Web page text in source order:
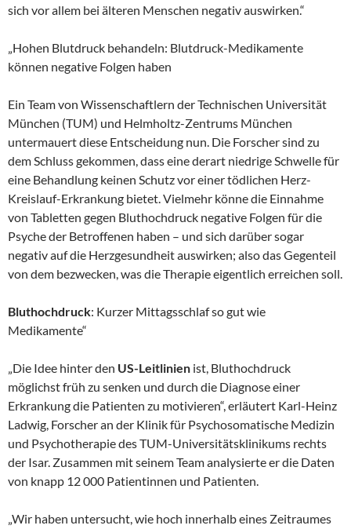
sich vor allem bei älteren Menschen negativ auswirken.“
„Hohen Blutdruck behandeln: Blutdruck-Medikamente
können negative Folgen haben
Ein Team von Wissenschaftlern der Technischen Universität
München (TUM) und Helmholtz-Zentrums München
untermauert diese Entscheidung nun. Die Forscher sind zu
dem Schluss gekommen, dass eine derart niedrige Schwelle für
eine Behandlung keinen Schutz vor einer tödlichen Herz-
Kreislauf-Erkrankung bietet. Vielmehr könne die Einnahme
von Tabletten gegen Bluthochdruck negative Folgen für die
Psyche der Betroffenen haben – und sich darüber sogar
negativ auf die Herzgesundheit auswirken; also das Gegenteil
von dem bezwecken, was die Therapie eigentlich erreichen soll.
Bluthochdruck: Kurzer Mittagsschlaf so gut wie
Medikamente“
„Die Idee hinter den US-Leitlinien ist, Bluthochdruck
möglichst früh zu senken und durch die Diagnose einer
Erkrankung die Patienten zu motivieren“, erläutert Karl-Heinz
Ladwig, Forscher an der Klinik für Psychosomatische Medizin
und Psychotherapie des TUM-Universitätsklinikums rechts
der Isar. Zusammen mit seinem Team analysierte er die Daten
von knapp 12 000 Patientinnen und Patienten.
„Wir haben untersucht, wie hoch innerhalb eines Zeitraumes